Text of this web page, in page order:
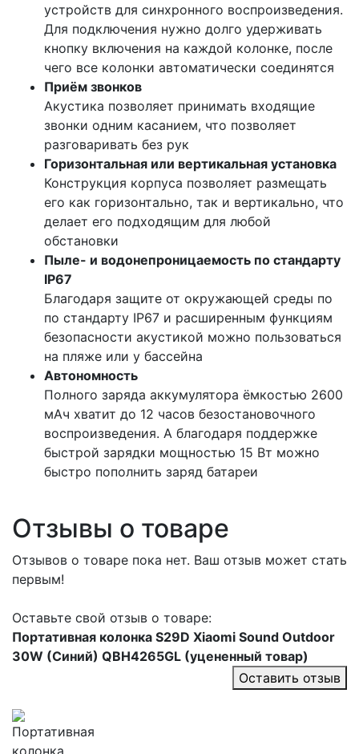
устройств для синхронного воспроизведения.
Для подключения нужно долго удерживать
кнопку включения на каждой колонке, после
чего все колонки автоматически соединятся
Приём звонков
Акустика позволяет принимать входящие
звонки одним касанием, что позволяет
разговаривать без рук
Горизонтальная или вертикальная установка
Конструкция корпуса позволяет размещать
его как горизонтально, так и вертикально, что
делает его подходящим для любой
обстановки
Пыле- и водонепроницаемость по стандарту
IP67
Благодаря защите от окружающей среды по
по стандарту IP67 и расширенным функциям
безопасности акустикой можно пользоваться
на пляже или у бассейна
Автономность
Полного заряда аккумулятора ёмкостью 2600
мАч хватит до 12 часов безостановочного
воспроизведения. А благодаря поддержке
быстрой зарядки мощностью 15 Вт можно
быстро пополнить заряд батареи
Отзывы о товаре
Отзывов о товаре пока нет. Ваш отзыв может стать
первым!
Оставьте свой отзыв о товаре:
Портативная колонка S29D Xiaomi Sound Outdoor
30W (Синий) QBH4265GL (уцененный товар)
Оставить отзыв